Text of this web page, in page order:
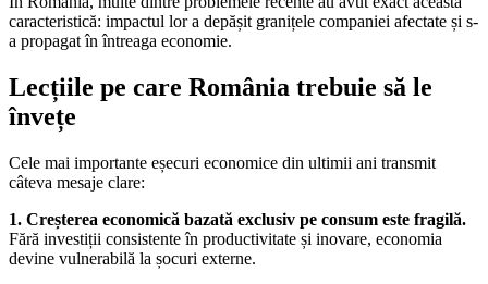
caracteristică: impactul lor a depășit granițele companiei afectate și s-
a propagat în întreaga economie.
Lecțiile pe care România trebuie să le
învețe
Cele mai importante eșecuri economice din ultimii ani transmit
câteva mesaje clare:
1. Creșterea economică bazată exclusiv pe consum este fragilă.
Fără investiții consistente în productivitate și inovare, economia
devine vulnerabilă la șocuri externe.